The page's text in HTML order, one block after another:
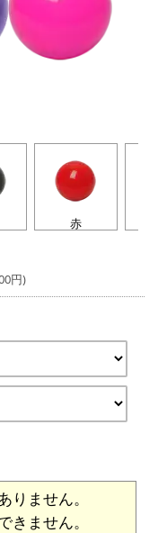
赤
円)
りません。
きません。